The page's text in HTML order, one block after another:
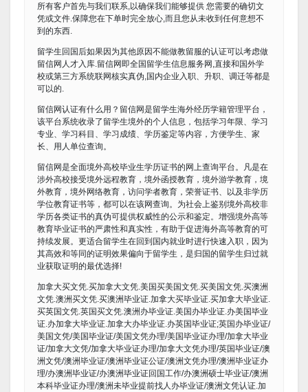
所有客户首先与我们联系,以确保我们能够提供 您需要的确切文
凭或文件.保障您在下单时完全放心,而且您从未收到任何意想不
到的东西.
留学生回国后如果因为其他原因不能做教留服的认证可以考虑做
留信网人才入库.留信网即全国留学生信息服务网,直接和国外学
校或第三方系统联网核实真伪,国内企业入职、升职、调迁等都是
可以的.
留信网认证有什么用？留信网是留学生海外经历学籍管理平台，
该平台系统收录了留学生境外的个人信息，包括学习年限、学习
专业、学习科目、学习成绩、学历鉴定等内容，方便学生、家
长、用人单位查询。
留信网是全面境外高校毕业生学历证书的网上查询平台。凡是在
涉外高校接受境外远程教育，境外函授教育，境外游学教育，境
外教育，境外网络教育，访问学者教育，荣誉证书、以及非学历
学位教育证书等，都可以在该网查询。为社会上鉴别境外高校非
学历各类证书的真伪可提供权威性的公示和鉴定。增强境外高等
教育毕业证书的严肃性和真实性，有助于促进海外高等教育的可
持续发展。更适合留学生在回到国内就业时进行快速入职，因为
其高效和等同的证明效果偏向于留学生，是归国的留学生归过就
业获取证明的最优选择!
加拿大买文凭.买加拿大文凭.美国买美国文凭.买美国文凭.买澳洲
文凭.澳洲买文凭.买澳洲毕业证.加拿大买毕业证.买加拿大毕业证.
买英国文凭.英国买文凭.澳洲办毕业证.美国办毕业证.办美国毕业
证.办加拿大毕业证.加拿大办毕业证.办英国毕业证;英国办毕业证/
美国文凭/美国毕业证/美国文凭办理/美国毕业证办理/加拿大毕业
证/加拿大文凭/加拿大毕业证办理/加拿大文凭办理/英国毕业证/澳
洲文凭/澳洲毕业证/澳洲毕业证公证/澳洲文凭办理/澳洲毕业证办
理/办澳洲毕业证/办澳洲毕业证回国工作/办澳洲硕士毕业证/澳洲
本科毕业证办理/澳洲未毕业提前找人办毕业证/澳洲文凭认证.加